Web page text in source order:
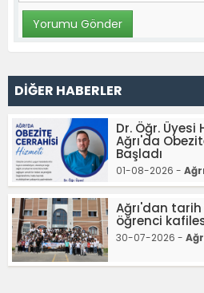
DİĞER HABERLER
Dr. Öğr.
Ağrı'da
Başladı
01-08-2026 -
Ağrı'dan
öğrenci
30-07-2026 -